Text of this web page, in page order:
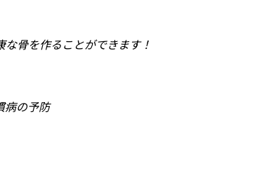
な骨を作ることができます！
病の予防